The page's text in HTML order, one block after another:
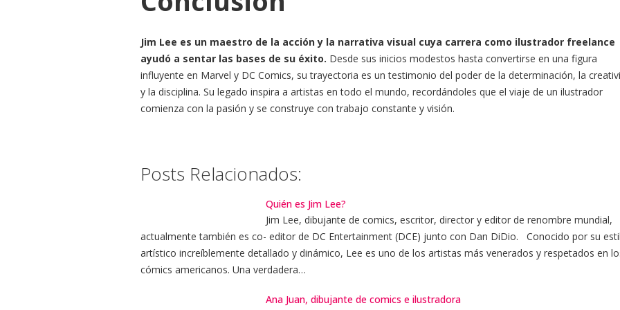
Jim Lee es un maestro de la acción y la narrativa visual cuya carrera como ilustrador freelance
ayudó a sentar las bases de su éxito. Desde sus inicios modestos hasta convertirse en una figura
influyente en Marvel y DC Comics, su trayectoria es un testimonio del poder de la determinación, la
y la disciplina. Su legado inspira a artistas en todo el mundo, recordándoles que el viaje de un ilustrador
comienza con la pasión y se construye con trabajo constante y visión.
Posts Relacionados:
Quién es Jim Lee?
Jim Lee, dibujante de comics, escritor, director y editor de renombre mundial,
actualmente también es co- editor de DC Entertainment (DCE) junto con Dan DiDio. Conocido por su
artístico increíblemente detallado y dinámico, Lee es uno de los artistas más venerados y respetados en
cómics americanos. Una verdadera…
Ana Juan, dibujante de comics e ilustradora